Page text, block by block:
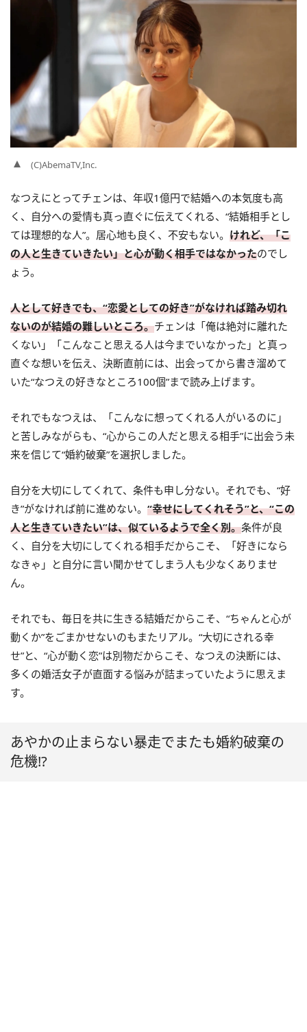
(C)AbemaTV,Inc.
なつえにとってチェンは、年収1億円で結婚への本気度も高
く、自分への愛情も真っ直ぐに伝えてくれる、“結婚相手とし
ては理想的な人”。居心地も良く、不安もない。 けれど、「こ
の人と生きていきたい」と心が動く相手ではなかったのでし
ょう。
人として好きでも、“恋愛としての好き”がなければ踏み切れ
ないのが結婚の難しいところ。チェンは「俺は絶対に離れた
くない」「こんなこと思える人は今までいなかった」と真っ
直ぐな想いを伝え、決断直前には、出会ってから書き溜めて
いた“なつえの好きなところ100個”まで読み上げます。
それでもなつえは、「こんなに想ってくれる人がいるのに」
と苦しみながらも、“心からこの人だと思える相手”に出会う未
来を信じて“婚約破棄”を選択しました。
自分を大切にしてくれて、条件も申し分ない。それでも、“好
き”がなければ前に進めない。 “幸せにしてくれそう”と、“この
人と生きていきたい”は、似ているようで全く別。条件が良
く、自分を大切にしてくれる相手だからこそ、「好きになら
なきゃ」と自分に言い聞かせてしまう人も少なくありませ
ん。
それでも、毎日を共に生きる結婚だからこそ、“ちゃんと心が
動くか”をごまかせないのもまたリアル。“大切にされる幸
せ”と、“心が動く恋”は別物だからこそ、なつえの決断には、
多くの婚活女子が直面する悩みが詰まっていたように思えま
す。
あやかの止まらない暴走でまたも婚約破棄の
危機!?